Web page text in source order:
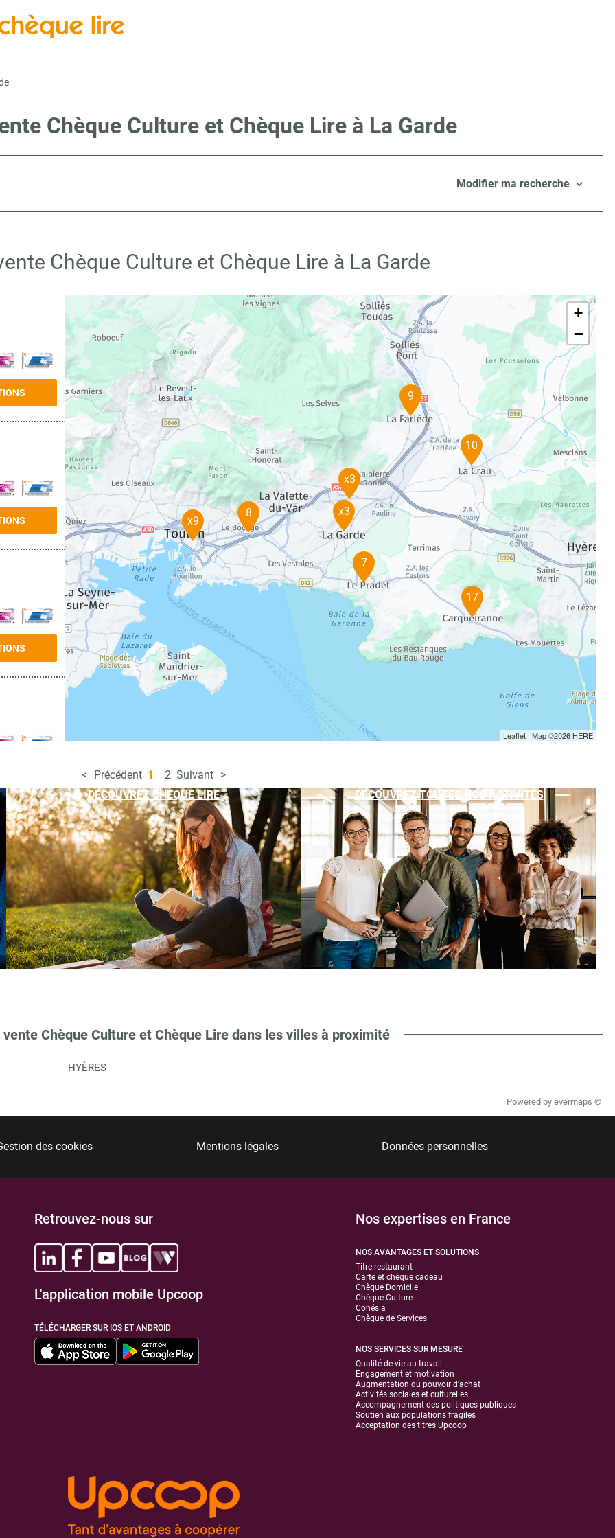
Chèque Culture et Chèque Lire à La Garde
Modifier ma recherche
Chèque Culture et Chèque Lire à La Garde
17
x9
10
9
8
7
x3
x3
+
−
Leaflet | Map ©2026 HERE
Précédent 1 2 Suivant
DÉCOUVREZ CHÈQUE LIRE DÉCOUVREZ TOUTES NOS ACTIVITÉS
Chèque Culture et Chèque Lire dans les villes à proximité
HYÈRES
Powered by evermaps ©
des cookies Mentions légales Données personnelles
Retrouvez-nous sur
L'application mobile Upcoop
TÉLÉCHARGER SUR IOS ET ANDROID
Nos expertises en France
NOS AVANTAGES ET SOLUTIONS
Titre restaurant
Carte et chèque cadeau
Chèque Domicile
Chèque Culture
Cohésia
Chèque de Services
NOS SERVICES SUR MESURE
Qualité de vie au travail
Engagement et motivation
Augmentation du pouvoir d'achat
Activités sociales et culturelles
Accompagnement des politiques publiques
Soutien aux populations fragiles
Acceptation des titres Upcoop